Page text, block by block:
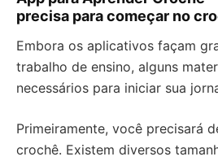
precisa para começar no
Embora os aplicativos façam
trabalho de ensino, alguns
necessários para iniciar sua
Primeiramente, você precisará
crochê. Existem diversos